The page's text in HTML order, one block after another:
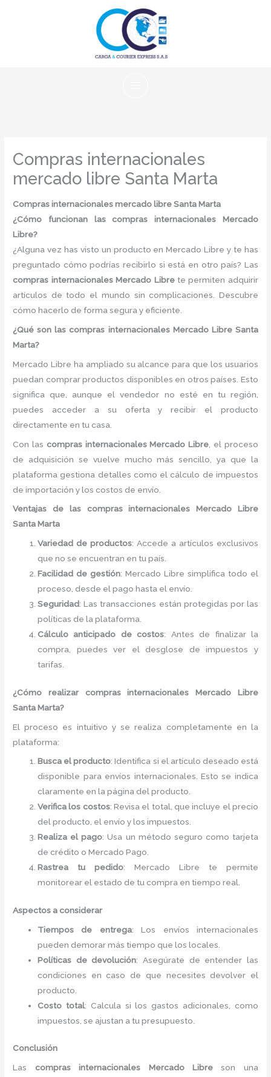
Compras internacionales
mercado libre Santa Marta
Compras internacionales mercado libre Santa Marta
¿Cómo funcionan las compras internacionales Mercado
Libre?
¿Alguna vez has visto un producto en Mercado Libre y te has
preguntado cómo podrías recibirlo si está en otro país? Las
compras internacionales Mercado Librete permiten adquirir
artículos de todo el mundo sin complicaciones. Descubre
cómo hacerlo de forma segura y eficiente.
¿Qué son las compras internacionales Mercado Libre Santa
Marta?
Mercado Libre ha ampliado su alcance para que los usuarios
puedan comprar productos disponibles en otros países. Esto
significa que, aunque el vendedor no esté en tu región,
puedes acceder a su oferta y recibir el producto
directamente en tu casa.
Con las compras internacionales Mercado Libre , el proceso
de adquisición se vuelve mucho más sencillo, ya que la
plataforma gestiona detalles como el cálculo de impuestos
de importación y los costos de envío.
Ventajas de las compras internacionales Mercado Libre
Santa Marta
Variedad de productos: Accede a artículos exclusivos
que no se encuentran en tu país.
Facilidad de gestión: Mercado Libre simplifica todo el
proceso, desde el pago hasta el envío.
Seguridad: Las transacciones están protegidas por las
políticas de la plataforma.
Cálculo anticipado de costos: Antes de finalizar la
compra, puedes ver el desglose de impuestos y
tarifas.
¿Cómo realizar compras internacionales Mercado Libre
Santa Marta?
El proceso es intuitivo y se realiza completamente en la
plataforma:
Busca el producto: Identifica si el artículo deseado está
disponible para envíos internacionales. Esto se indica
claramente en la página del producto.
Verifica los costos: Revisa el total, que incluye el precio
del producto, el envío y los impuestos.
Realiza el pago: Usa un método seguro como tarjeta
de crédito o Mercado Pago.
Rastrea tu pedido: Mercado Libre te permite
monitorear el estado de tu compra en tiempo real.
Aspectos a considerar
Tiempos de entrega: Los envíos internacionales
pueden demorar más tiempo que los locales.
Políticas de devolución: Asegúrate de entender las
condiciones en caso de que necesites devolver el
producto.
Costo total: Calcula si los gastos adicionales, como
impuestos, se ajustan a tu presupuesto.
Conclusión
Las compras internacionales Mercado Libreson una